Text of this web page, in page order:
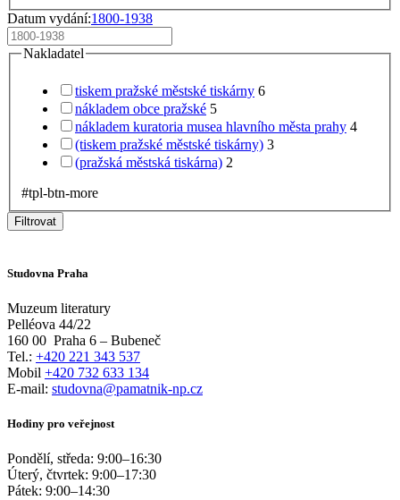
Datum vydání:1800-1938
Nakladatel
tiskem pražské městské tiskárny 6
nákladem obce pražské 5
nákladem kuratoria musea hlavního města prahy 4
(tiskem pražské městské tiskárny) 3
(pražská městská tiskárna) 2
#tpl-btn-more
Filtrovat
Studovna Praha
Muzeum literatury
Pelléova 44/22
160 00 Praha 6 – Bubeneč
Tel.: +420 221 343 537
Mobil +420 732 633 134
E-mail: studovna@pamatnik-np.cz
Hodiny pro veřejnost
Pondělí, středa: 9:00–16:30
Úterý, čtvrtek: 9:00–17:30
Pátek: 9:00–14:30